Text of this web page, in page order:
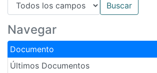
Navegar
Documento
Últimos Documentos